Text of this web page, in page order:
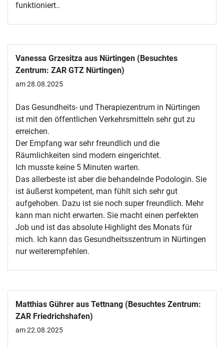
funktioniert..
Vanessa Grzesitza aus Nürtingen (Besuchtes
Zentrum: ZAR GTZ Nürtingen)
am 28.08.2025
Das Gesundheits- und Therapiezentrum in Nürtingen
ist mit den öffentlichen Verkehrsmitteln sehr gut zu
erreichen.
Der Empfang war sehr freundlich und die
Räumlichkeiten sind modern eingerichtet.
Ich musste keine 5 Minuten warten.
Das allerbeste ist aber die behandelnde Podologin. Sie
ist äußerst kompetent, man fühlt sich sehr gut
aufgehoben. Dazu ist sie noch super freundlich. Mehr
kann man nicht erwarten. Sie macht einen perfekten
Job und ist das absolute Highlight des Monats für
mich. Ich kann das Gesundheitsszentrum in Nürtingen
nur weiterempfehlen.
Matthias Gührer aus Tettnang (Besuchtes Zentrum:
ZAR Friedrichshafen)
am 22.08.2025